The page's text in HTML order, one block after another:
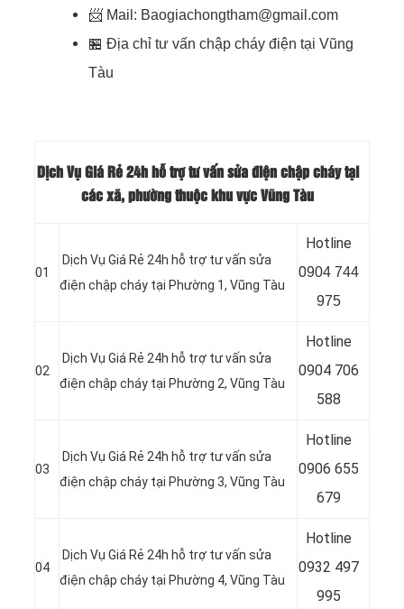
📨 Mail: Baogiachongtham@gmail.com
🏪 Địa chỉ tư vấn chập cháy điện tại Vũng
Tàu
Dịch Vụ Giá Rẻ 24h hỗ trợ tư vấn sửa điện chập cháy tại
các xã, phường thuộc khu vực Vũng Tàu
01
Dịch Vụ Giá Rẻ 24h hỗ trợ tư vấn sửa
điện chập cháy tại Phường 1, Vũng Tàu
Hotline
0904 744
975
02
Dịch Vụ Giá Rẻ 24h hỗ trợ tư vấn sửa
điện chập cháy tại Phường 2, Vũng Tàu
Hotline
0904 706
588
03
Dịch Vụ Giá Rẻ 24h hỗ trợ tư vấn sửa
điện chập cháy tại Phường 3, Vũng Tàu
Hotline
0906 655
679
04
Dịch Vụ Giá Rẻ 24h hỗ trợ tư vấn sửa
điện chập cháy tại Phường 4, Vũng Tàu
Hotline
0932 497
995